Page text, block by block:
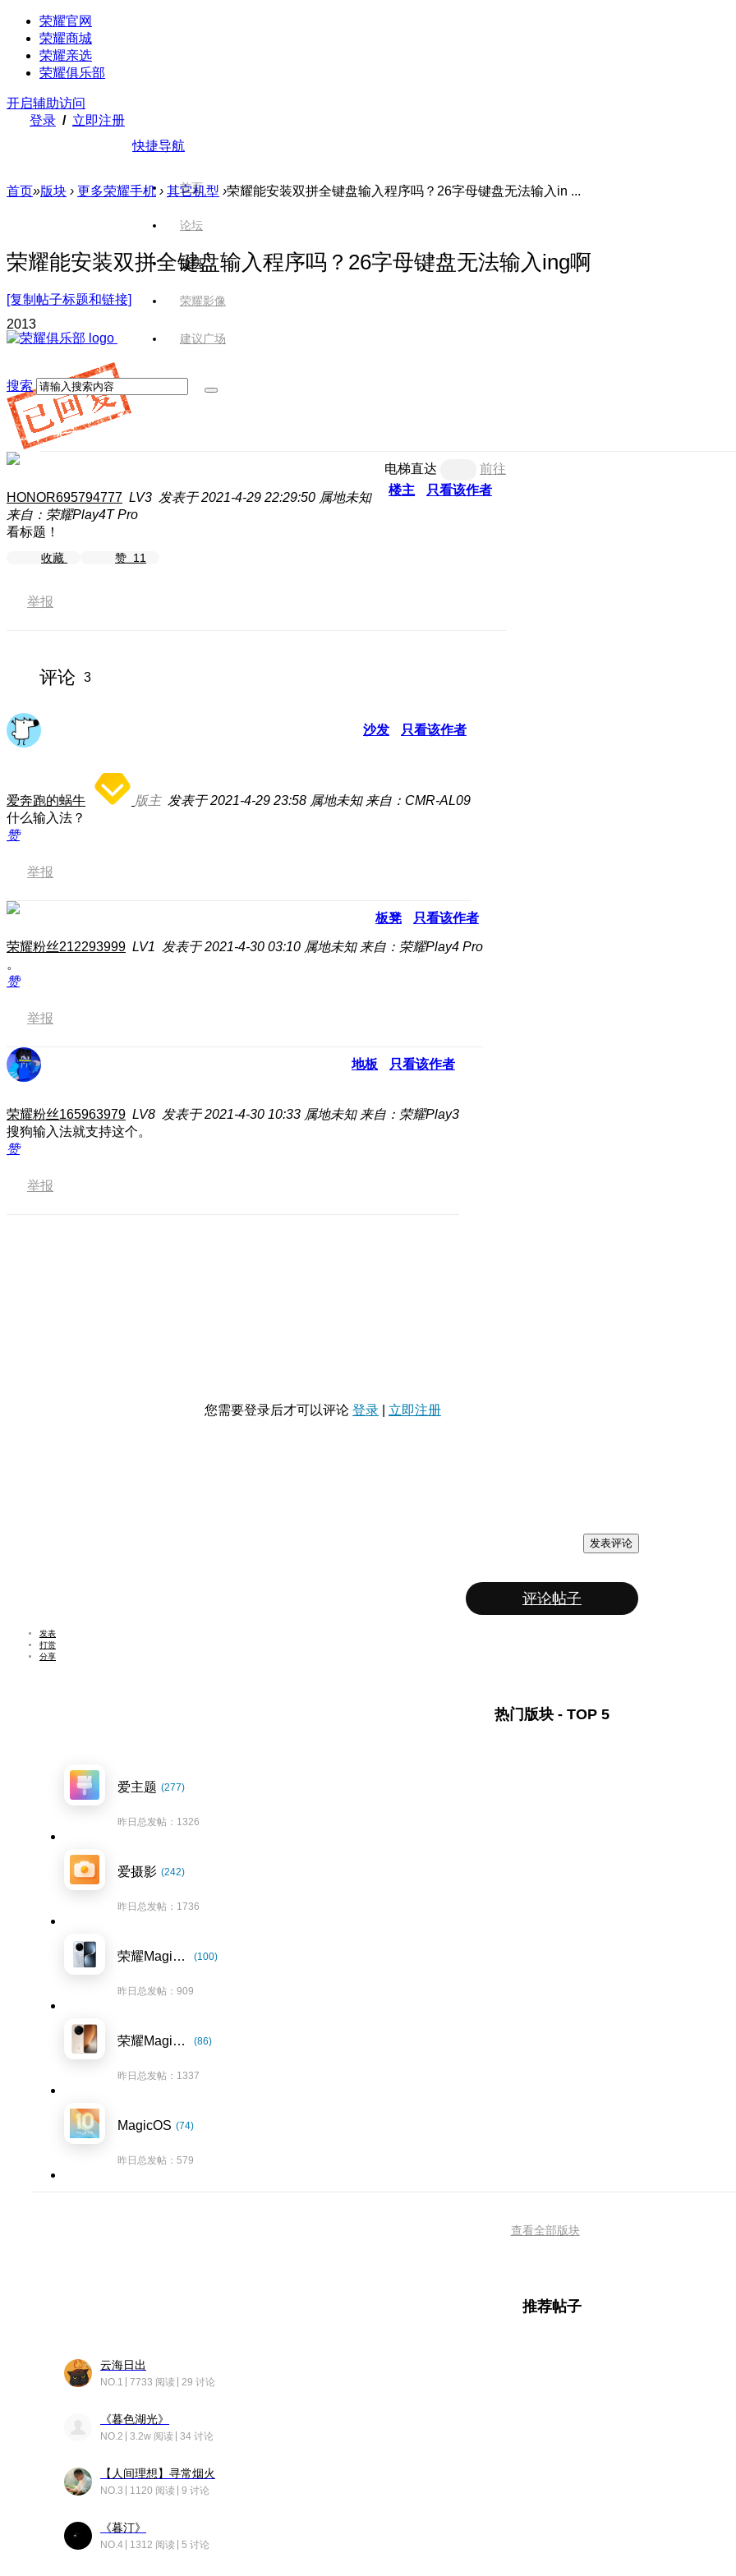
荣耀官网
荣耀商城
荣耀亲选
荣耀俱乐部
开启辅助访问
登录 / 立即注册
快捷导航
首页
论坛
版块
荣耀影像
建议广场
搜索
首页»版块 › 更多荣耀手机 › 其它机型 ›荣耀能安装双拼全键盘输入程序吗？26字母键盘无法输入in ...
荣耀能安装双拼全键盘输入程序吗？26字母键盘无法输入ing啊
[复制帖子标题和链接]
2013
电梯直达
前往
楼主
只看该作者
HONOR695794777 LV3 发表于 2021-4-29 22:29:50 属地未知
来自：荣耀Play4T Pro
看标题！
收藏 赞 11
举报
评论 3
沙发 只看该作者
爱奔跑的蜗牛 版主 发表于 2021-4-29 23:58 属地未知 来自：CMR-AL09
什么输入法？
赞
举报
板凳 只看该作者
荣耀粉丝212293999 LV1 发表于 2021-4-30 03:10 属地未知 来自：荣耀Play4 Pro
。
赞
举报
地板 只看该作者
荣耀粉丝165963979 LV8 发表于 2021-4-30 10:33 属地未知 来自：荣耀Play3
搜狗输入法就支持这个。
赞
举报
您需要登录后才可以评论 登录 立即注册
发表评论
评论帖子
发表
打赏
分享
热门版块 - TOP 5
爱主题 (277)
昨日总发帖：1326
爱摄影 (242)
昨日总发帖：1736
荣耀Magic7系列 (100)
昨日总发帖：909
荣耀Magic8系列 (86)
昨日总发帖：1337
MagicOS (74)
昨日总发帖：579
查看全部版块
推荐帖子
云海日出
NO.1 7733 阅读 29 讨论
《暮色湖光》
NO.2 3.2w 阅读 34 讨论
【人间理想】寻常烟火
NO.3 1120 阅读 9 讨论
《暮汀》
NO.4 1312 阅读 5 讨论